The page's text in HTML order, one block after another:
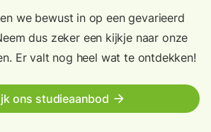
we bewust in op een gevarieerd
dus zeker een kijkje naar onze
Er valt nog heel wat te ontdekken!
ons studieaanbod arrow_forward